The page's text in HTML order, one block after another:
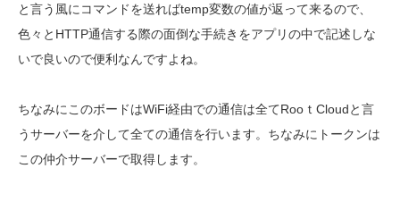
と言う風にコマンドを送ればtemp変数の値が返って来るので、
色々とHTTP通信する際の面倒な手続きをアプリの中で記述しな
いで良いので便利なんですよね。
ちなみにこのボードはWiFi経由での通信は全てRooｔCloudと言
うサーバーを介して全ての通信を行います。ちなみにトークンは
この仲介サーバーで取得します。